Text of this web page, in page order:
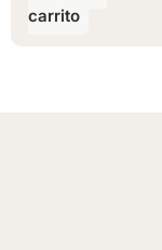
carrito